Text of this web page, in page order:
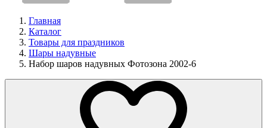
Главная
Каталог
Товары для праздников
Шары надувные
Набор шаров надувных Фотозона 2002-6